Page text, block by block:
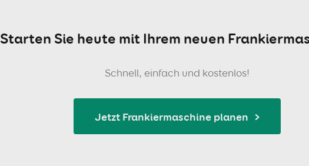
Starten Sie heute mit Ihrem neuen
Schnell, einfach und kostenlos!
Jetzt Frankiermaschine planen